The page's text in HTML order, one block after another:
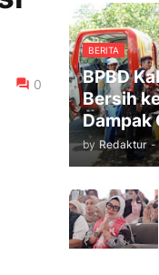
0
BERITA
BPBD
Bersih
Dampak
by Redaktur -